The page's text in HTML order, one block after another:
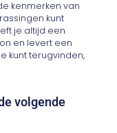
kenmerken van
kunt
je altijd een
en levert een
kunt terugvinden,
volgende